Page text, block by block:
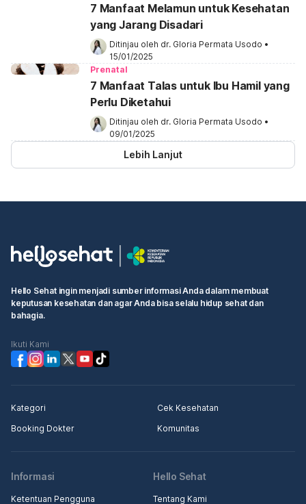
7 Manfaat Melamun untuk Kesehatan
yang Jarang Disadari
Ditinjau oleh dr. Gloria Permata Usodo •
15/01/2025
Prenatal
7 Manfaat Talas untuk Ibu Hamil yang
Perlu Diketahui
Ditinjau oleh dr. Gloria Permata Usodo •
09/01/2025
Lebih Lanjut
Hello Sehat ingin menjadi sumber informasi Anda dalam membuat
keputusan kesehatan dan agar Anda bisa selalu hidup sehat dan
bahagia.
Ikuti Kami
Kategori
Cek Kesehatan
Booking Dokter
Komunitas
Informasi
Ketentuan Pengguna
Hello Sehat
Tentang Kami